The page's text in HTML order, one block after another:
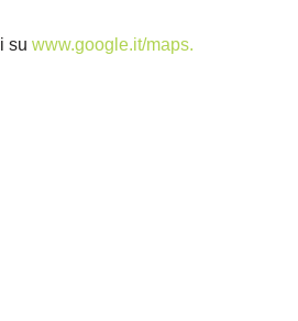
su www.google.it/maps.